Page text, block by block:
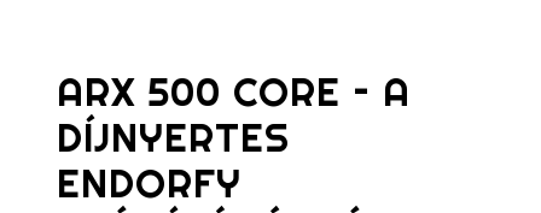
ARX 500 CORE – A
DÍJNYERTES
ENDORFY